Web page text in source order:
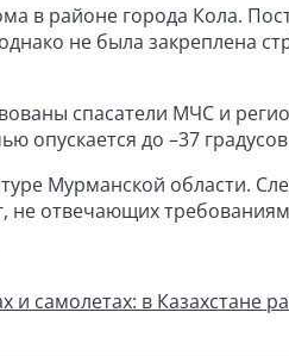
в районе города Кола.
не была закреплена
спасатели МЧС и
опускается до –37
Мурманской области.
не отвечающих
и самолетах: в Казахстане